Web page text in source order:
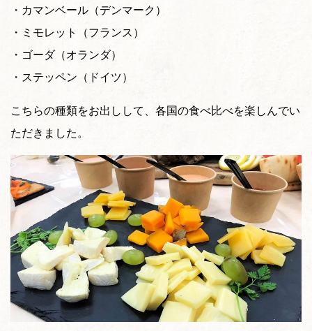
・カマンベール（デンマーク）
・ミモレット（フランス）
・ゴーダ（オランダ）
・ステッペン（ドイツ）
こちらの種類をお出しして、各国の食べ比べを楽しんでい
ただきました。